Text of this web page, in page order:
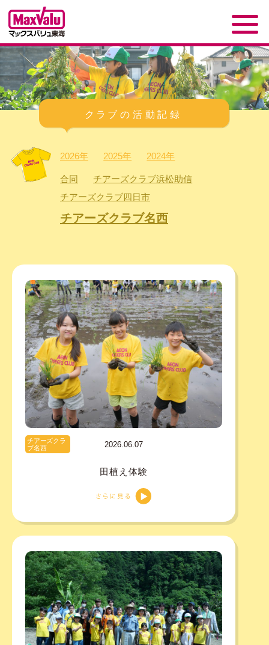
2026年 2025年 2024年
合同
チアーズクラブ浜松助信
チアーズクラブ四日市
チアーズクラブ名西
チアーズクラ
ブ名西
2026.06.07
田植え体験